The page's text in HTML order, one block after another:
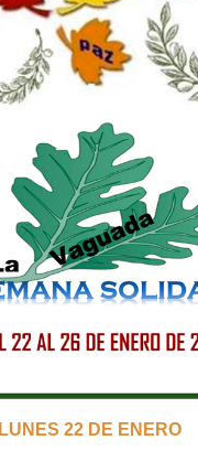
LUNES 22 DE ENERO